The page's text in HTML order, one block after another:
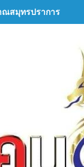
ณสมุทรปราการ